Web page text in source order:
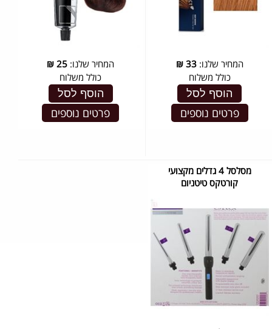
המחיר שלנו:33
₪
כולל משלוח
הוסף לסל
פרטים נוספים
המחיר שלנו: 25
₪
כולל משלוח
הוסף לסל
פרטים נוספים
מסלסל 4 גדלים מקצועי
קורטקס טיטניום